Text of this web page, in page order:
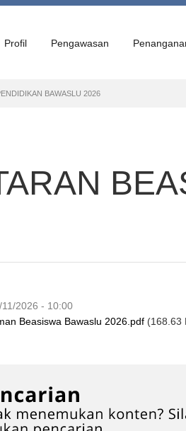
Profil Pengawasan
BAWASLU 2026
11/2026 - 10:00
Beasiswa Bawaslu 2026.pdf (168.63